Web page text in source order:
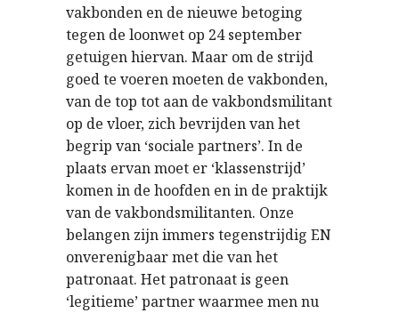
vakbonden en de nieuwe betoging
tegen de loonwet op 24 september
getuigen hiervan. Maar om de strijd
goed te voeren moeten de vakbonden,
van de top tot aan de vakbondsmilitant
op de vloer, zich bevrijden van het
begrip van ‘sociale partners’. In de
plaats ervan moet er ‘klassenstrijd’
komen in de hoofden en in de praktijk
van de vakbondsmilitanten. Onze
belangen zijn immers tegenstrijdig EN
onverenigbaar met die van het
patronaat. Het patronaat is geen
‘legitieme’ partner waarmee men nu